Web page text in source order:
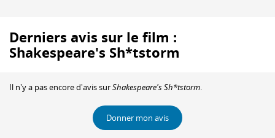
Derniers avis sur le film :
Shakespeare's Sh*tstorm
Il n'y a pas encore d'avis surShakespeare's Sh*tstorm
Donner mon avis